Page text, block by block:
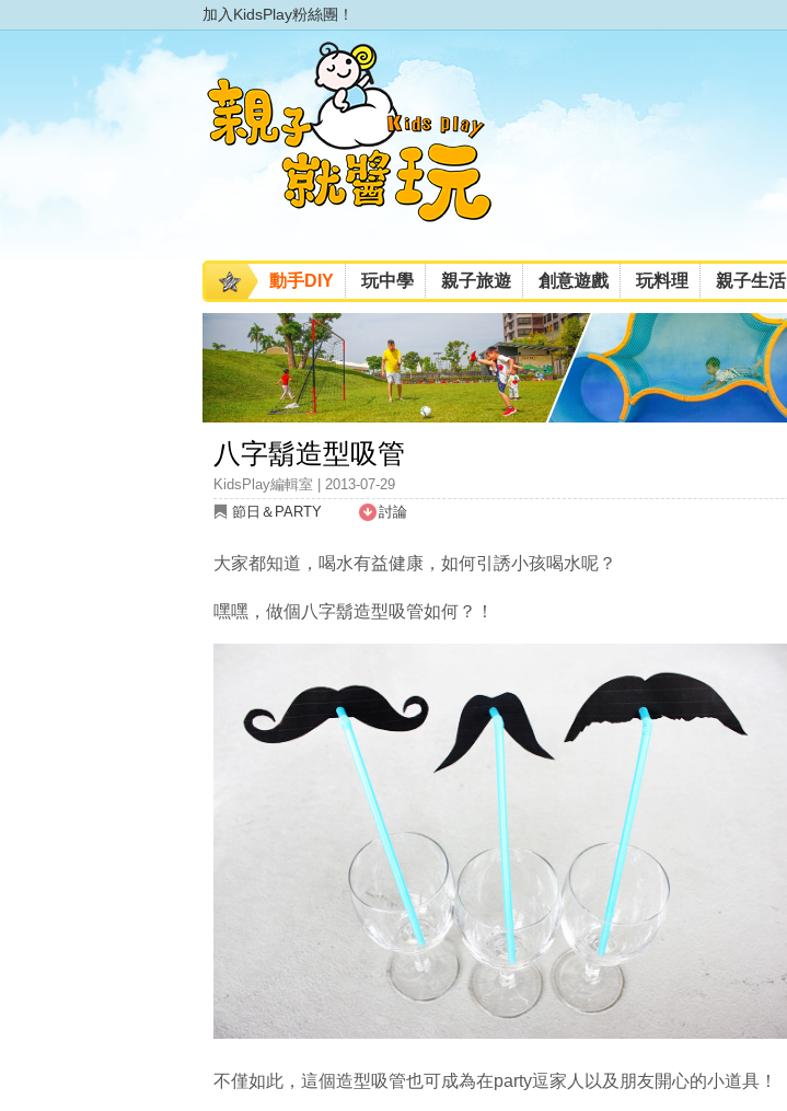
加入KidsPlay粉絲團！
動手DIY 玩中學 親子旅遊 創意遊戲 玩料理 親子生活
八字鬍造型吸管
KidsPlay編輯室 | 2013-07-29
節日＆PARTY
討論
大家都知道，喝水有益健康，如何引誘小孩喝水呢？
嘿嘿，做個八字鬍造型吸管如何？！
不僅如此，這個造型吸管也可成為在party逗家人以及朋友開心的小道具！